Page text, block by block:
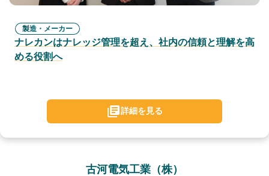
製造・メーカー
ナレカンはナレッジ管理を超え、社内の信頼と理解を高
める役割へ
詳細を見る
古河電気工業（株）